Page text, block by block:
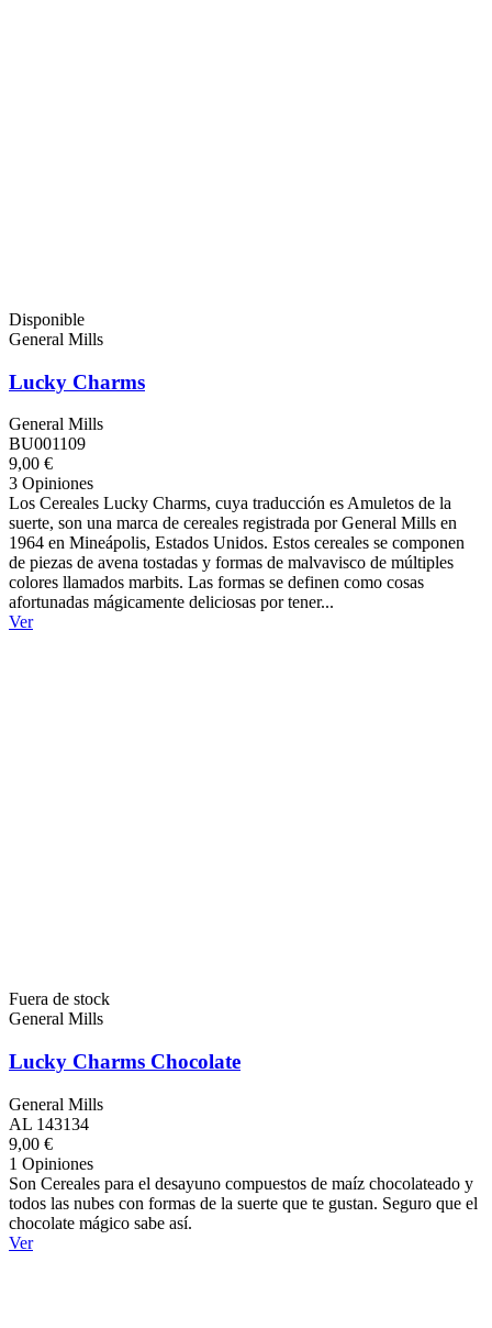
Disponible
General Mills
Lucky Charms
General Mills
BU001109
9,00 €
3 Opiniones
Los Cereales Lucky Charms, cuya traducción es Amuletos de la
suerte, son una marca de cereales registrada por General Mills en
1964 en Mineápolis, Estados Unidos. Estos cereales se componen
de piezas de avena tostadas y formas de malvavisco de múltiples
colores llamados marbits. Las formas se definen como cosas
afortunadas mágicamente deliciosas por tener...
Ver
Fuera de stock
General Mills
Lucky Charms Chocolate
General Mills
AL 143134
9,00 €
1 Opiniones
Son Cereales para el desayuno compuestos de maíz chocolateado y
todos las nubes con formas de la suerte que te gustan. Seguro que el
chocolate mágico sabe así.
Ver